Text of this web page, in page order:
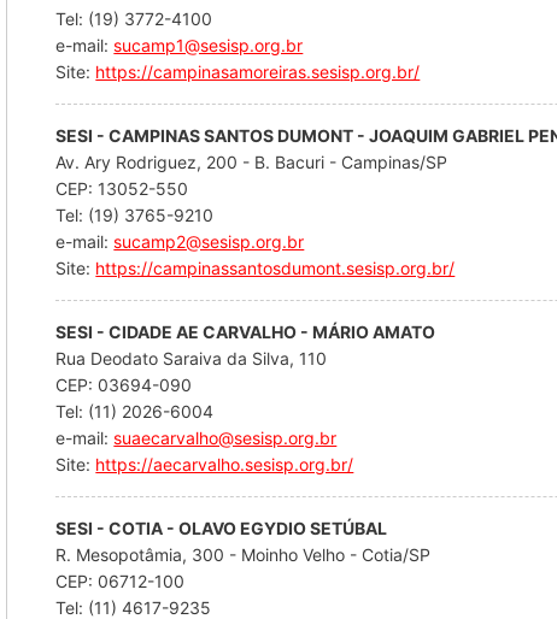
Tel: (19) 3772-4100
e-mail:sucamp1@sesisp.org.br
Site: https://campinasamoreiras.sesisp.org.br/
SESI - CAMPINAS SANTOS DUMONT - JOAQUIM GABRIEL
Av. Ary Rodriguez, 200 - B. Bacuri - Campinas/SP
CEP: 13052-550
Tel: (19) 3765-9210
e-mail:sucamp2@sesisp.org.br
Site: https://campinassantosdumont.sesisp.org.br/
SESI - CIDADE AE CARVALHO - MÁRIO AMATO
Rua Deodato Saraiva da Silva, 110
CEP: 03694-090
Tel: (11) 2026-6004
e-mail:suaecarvalho@sesisp.org.br
Site: https://aecarvalho.sesisp.org.br/
SESI - COTIA - OLAVO EGYDIO SETÚBAL
R. Mesopotâmia, 300 - Moinho Velho - Cotia/SP
CEP: 06712-100
Tel: (11) 4617-9235